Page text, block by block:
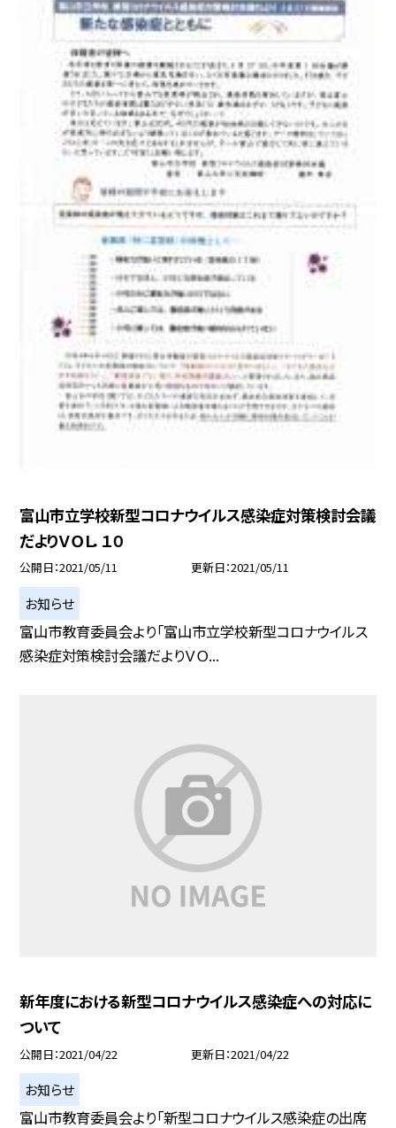
富山市立学校新型コロナウイルス感染症対策検討会議
だよりＶＯＬ．１０
公開日 2021/05/11 更新日 2021/05/11
お知らせ
富山市教育委員会より「富山市立学校新型コロナウイルス
感染症対策検討会議だよりＶＯ...
新年度における新型コロナウイルス感染症への対応に
ついて
公開日 2021/04/22 更新日 2021/04/22
お知らせ
富山市教育委員会より「新型コロナウイルス感染症の出席